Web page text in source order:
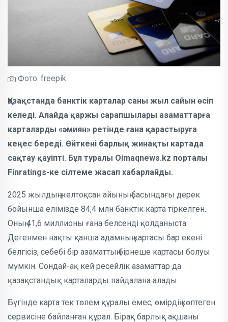
Фото: freepik
Қазақстанда банктік карталар саны жыл сайын өсіп
келеді. Алайда қаржы сарапшылары азаматтарға
карталарды «әмиян» ретінде ғана қарастыруға
кеңес береді. Өйткені барлық жинақты картада
сақтау қауіпті. Бұл туралы Oimaqnews.kz порталы
Finratings-ке сілтеме жасап хабарлайды.
2025 жылдың желтоқсан айының басындағы дерек
бойынша елімізде 84,4 млн банктік карта тіркелген.
Оның 41,6 миллионы ғана белсенді қолданыста.
Дегенмен нақты қанша адамның картасы бар екені
белгісіз, себебі бір азаматтың бірнеше картасы болуы
мүмкін. Сондай-ақ кей ресейлік азаматтар да
қазақстандық карталарды пайдалана алады.
Бүгінде карта тек төлем құралы емес, өмірдің көптеген
сервисіне байланған құрал. Бірақ барлық ақшаны